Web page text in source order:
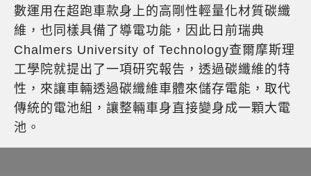
數運用在超跑車款身上的高剛性輕量化材質碳纖
維，也同樣具備了導電功能，因此日前瑞典
Chalmers University of Technology查爾摩斯理
工學院就提出了一項研究報告，透過碳纖維的特
性，來讓車輛透過碳纖維車體來儲存電能，取代
傳統的電池組，讓整輛車身直接變身成一顆大電
池。